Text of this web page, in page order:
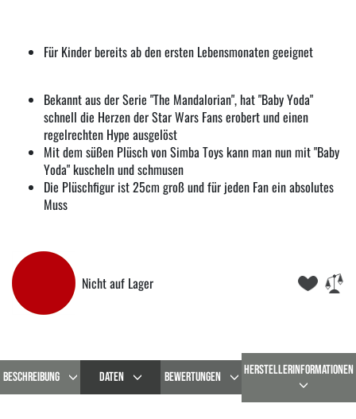
Für Kinder bereits ab den ersten Lebensmonaten geeignet
Bekannt aus der Serie "The Mandalorian", hat "Baby Yoda"
schnell die Herzen der Star Wars Fans erobert und einen
regelrechten Hype ausgelöst
Mit dem süßen Plüsch von Simba Toys kann man nun mit "Baby
Yoda" kuscheln und schmusen
Die Plüschfigur ist 25cm groß und für jeden Fan ein absolutes
Muss
Nicht auf Lager
BESCHREIBUNG DATEN BEWERTUNGEN HERSTELLERINFORMATIONEN